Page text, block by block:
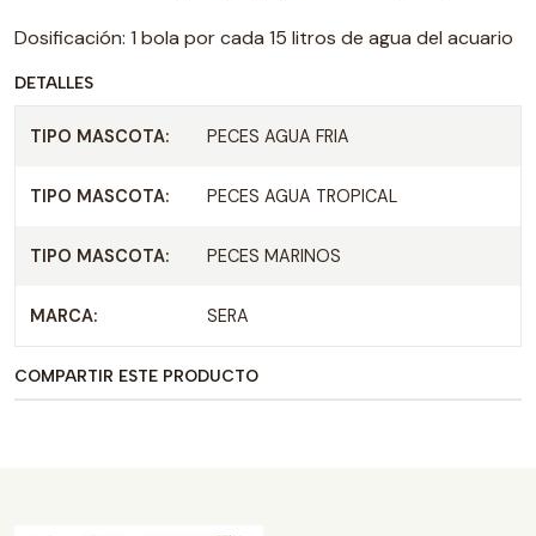
Dosificación: 1 bola por cada 15 litros de agua del acuario
DETALLES
TIPO MASCOTA: PECES AGUA FRIA
TIPO MASCOTA: PECES AGUA TROPICAL
TIPO MASCOTA: PECES MARINOS
MARCA: SERA
COMPARTIR ESTE PRODUCTO